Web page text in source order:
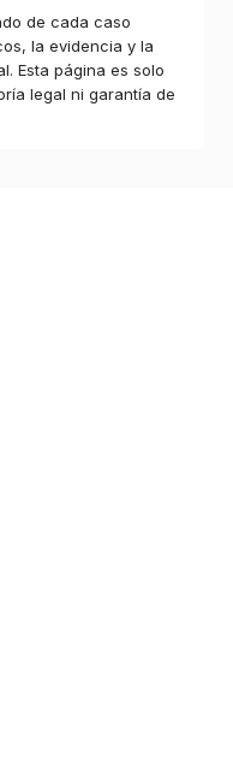
de cada caso
la evidencia y la
Esta página es solo
legal ni garantía de